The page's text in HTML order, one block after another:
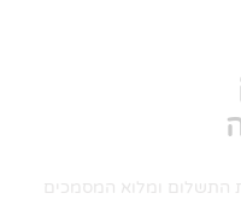
התשלום ומלוא המסמכים